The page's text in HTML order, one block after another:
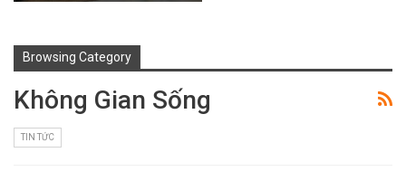
Browsing Category
Không Gian Sống
TIN TỨC